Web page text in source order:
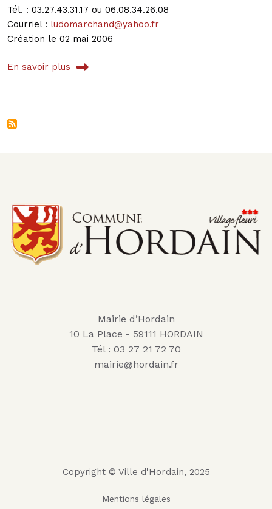
Tél. : 03.27.43.31.17 ou 06.08.34.26.08
Courriel : ludomarchand@yahoo.fr
Création le 02 mai 2006
En savoir plus
sur BATI-DECO
Mairie d’Hordain
10 La Place - 59111 HORDAIN
Tél : 03 27 21 72 70
mairie@hordain.fr
Copyright © Ville d'Hordain, 2025
Mentions légales